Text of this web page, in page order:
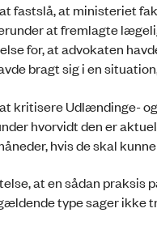
fastslå, at ministeriet
at fremlagte
for, at advokaten
bragt sig i en
kritisere Udlændinge-
hvorvidt den er
hvis de skal
at en sådan
type sager ikke